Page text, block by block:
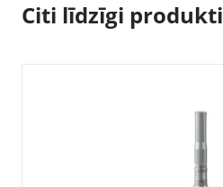
Citi līdzīgi produkti